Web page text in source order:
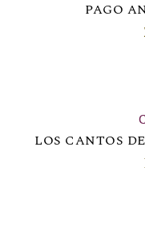
PAGO
LOS CANTOS